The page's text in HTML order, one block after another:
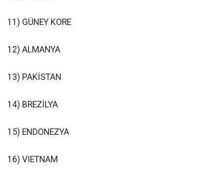
11) GÜNEY KORE
12) ALMANYA
13) PAKİSTAN
14) BREZİLYA
15) ENDONEZYA
16) VIETNAM